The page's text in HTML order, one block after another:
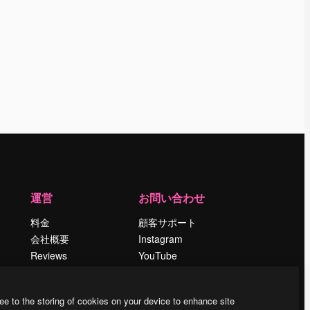
運営
料金
会社概要
Reviews
ブログ
お問い合わせ
顧客サポート
Instagram
YouTube
Discord
to the storing of cookies on your device to enhance site